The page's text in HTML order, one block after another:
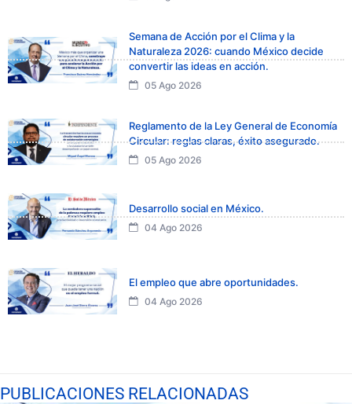
Semana de Acción por el Clima y la
Naturaleza 2026: cuando México decide
convertir las ideas en acción.
05 Ago 2026
Reglamento de la Ley General de Economía
Circular: reglas claras, éxito asegurado.
05 Ago 2026
Desarrollo social en México.
04 Ago 2026
El empleo que abre oportunidades.
04 Ago 2026
PUBLICACIONES RELACIONADAS